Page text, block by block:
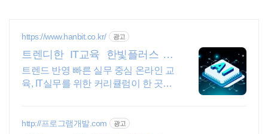
https://www.hanbit.co.kr/ 광고
트렌디한 IT교육 한빛플러스 AI
개발자 필수 코스
트렌드 반영 빠른 실무 중심 온라인 교
육, IT실무를 위한 커리큘럼이 한 곳에!
http://프로그램개발.com 광고
polyfill
ubuntu